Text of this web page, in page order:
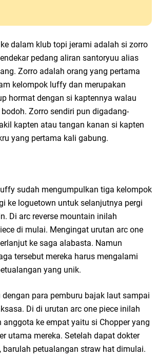
dalam klub topi jerami adalah si zorro
pedang aliran santoryuu alias
Zorro adalah orang yang pertama
kelompok luffy dan merupakan
hormat dengan si kaptennya walau
Zorro sendiri pun digadang-
kapten atau tangan kanan si kapten
yang pertama kali gabung.
sudah mengumpulkan tiga kelompok
ke loguetown untuk selanjutnya pergi
Di arc reverse mountain inilah
di mulai. Mengingat urutan arc one
ke saga alabasta. Namun
tersebut mereka harus mengalami
yang unik.
para pemburu bajak laut sampai
Di di urutan arc one piece inilah
ke empat yaitu si Chopper yang
utama mereka. Setelah dapat dokter
barulah petualangan straw hat dimulai.